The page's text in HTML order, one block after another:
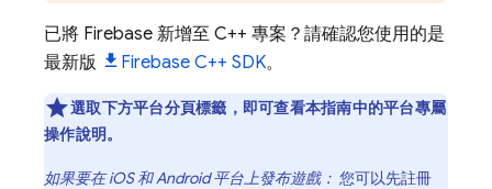
已將 Firebase 新增至 C++ 專案？請確認您使用的是
最新版
Firebase C++ SDK。
選取下方平台分頁標籤，即可查看本指南中的平台專屬
操作說明。
如果要在 iOS 和 Android 平台上發布遊戲： 您可以先註冊